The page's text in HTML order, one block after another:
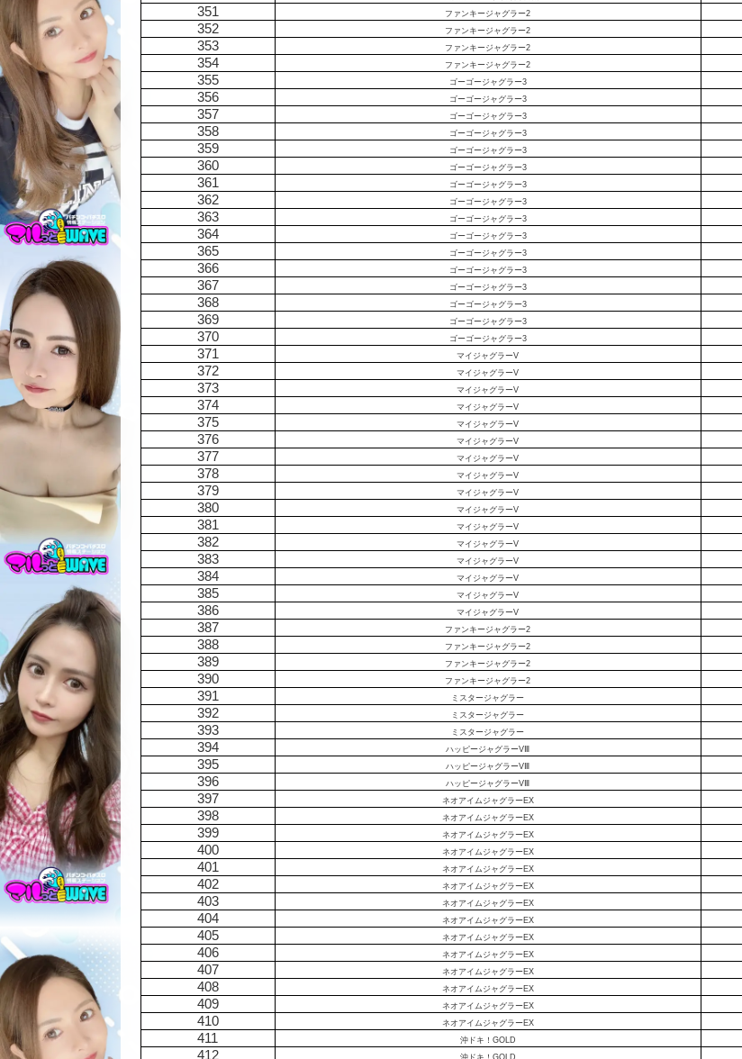
351 ファンキージャグラー2
352 ファンキージャグラー2
353 ファンキージャグラー2
354 ファンキージャグラー2
355 ゴーゴージャグラー3
356 ゴーゴージャグラー3
357 ゴーゴージャグラー3
358 ゴーゴージャグラー3
359 ゴーゴージャグラー3
360 ゴーゴージャグラー3
361 ゴーゴージャグラー3
362 ゴーゴージャグラー3
363 ゴーゴージャグラー3
364 ゴーゴージャグラー3
365 ゴーゴージャグラー3
366 ゴーゴージャグラー3
367 ゴーゴージャグラー3
368 ゴーゴージャグラー3
369 ゴーゴージャグラー3
370 ゴーゴージャグラー3
371 マイジャグラーV
372 マイジャグラーV
373 マイジャグラーV
374 マイジャグラーV
375 マイジャグラーV
376 マイジャグラーV
377 マイジャグラーV
378 マイジャグラーV
379 マイジャグラーV
380 マイジャグラーV
381 マイジャグラーV
382 マイジャグラーV
383 マイジャグラーV
384 マイジャグラーV
385 マイジャグラーV
386 マイジャグラーV
387 ファンキージャグラー2
388 ファンキージャグラー2
389 ファンキージャグラー2
390 ファンキージャグラー2
391 ミスタージャグラー
392 ミスタージャグラー
393 ミスタージャグラー
394 ハッピージャグラーVⅢ
395 ハッピージャグラーVⅢ
396 ハッピージャグラーVⅢ
397 ネオアイムジャグラーEX
398 ネオアイムジャグラーEX
399 ネオアイムジャグラーEX
400 ネオアイムジャグラーEX
401 ネオアイムジャグラーEX
402 ネオアイムジャグラーEX
403 ネオアイムジャグラーEX
404 ネオアイムジャグラーEX
405 ネオアイムジャグラーEX
406 ネオアイムジャグラーEX
407 ネオアイムジャグラーEX
408 ネオアイムジャグラーEX
409 ネオアイムジャグラーEX
410 ネオアイムジャグラーEX
411 沖ドキ！GOLD
412